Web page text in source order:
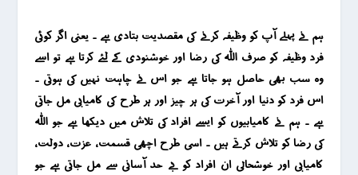
ہم نے پہلے آپ کو وظیفہ کرنے کی مقصدیت بتادی ہے ۔ یعنی اگر کوئی
فرد وظیفہ کو صرف اللہ کی رضا اور خوشنودی کے لئے کرتا ہے تو اسے
وہ سب بھی حاصل ہو جاتا ہے جو اس نے چاہت نہیں کی ہوتی ۔
اس فرد کو دنیا اور آخرت کی ہر چیز اور ہر طرح کی کامیابی مل جاتی
ہے ۔ ہم نے کامیابیوں کو ایسے افراد کی تلاش میں دیکھا ہے جو اللہ
کی رضا کو تلاش کرتے ہیں ۔ اسی طرح اچھی قسمت ، عزت ، دولت ،
کامیابی اور خوشحالی ان افراد کو بے حد آسانی سے مل جاتی ہے جو